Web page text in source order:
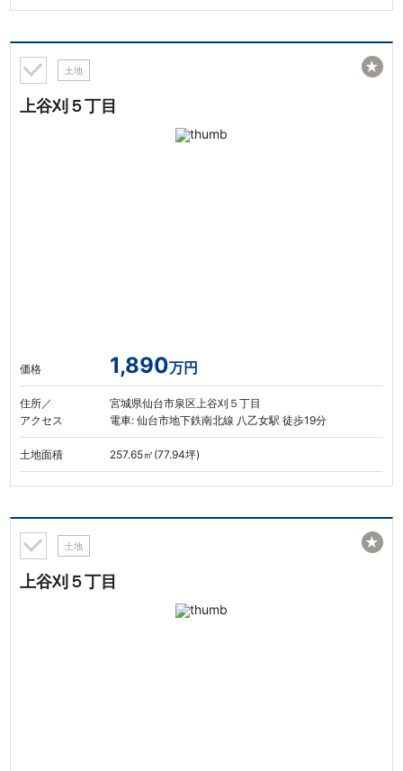
土地
上谷刈５丁目
価格 1,890万円
住所／
アクセス
宮城県仙台市泉区上谷刈５丁目
電車: 仙台市地下鉄南北線 八乙女駅 徒歩19分
土地面積 257.65㎡(77.94坪)
★
土地
上谷刈５丁目
★